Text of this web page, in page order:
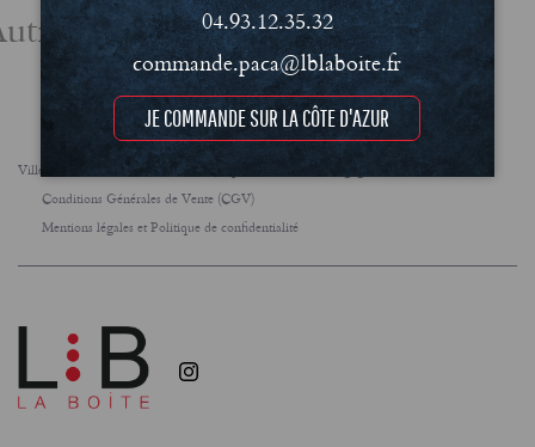
actualités
Villes FAQ Le concept
Conditions Générales de Vente (CGV)
Mentions légales et Politique de confidentialité
04.93.12.35.32
commande.paca@lblaboite.fr
JE COMMANDE SUR LA CÔTE D'AZUR